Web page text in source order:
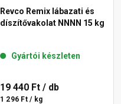
Revco Remix lábazati és
díszítővakolat NNNN 15 kg
Gyártói készleten
19 440 Ft / db
1 296 Ft / kg